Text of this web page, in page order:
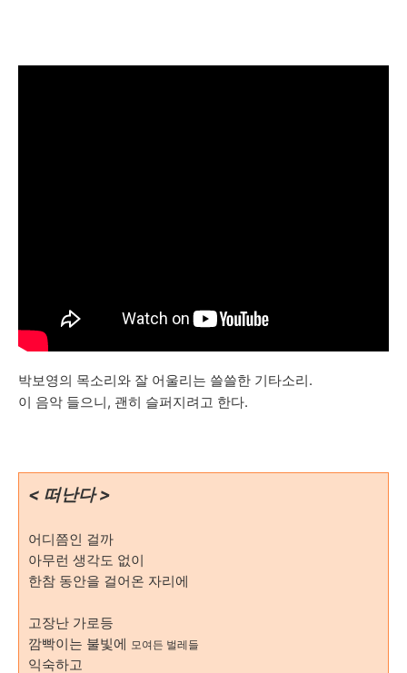
박보영의 목소리와 잘 어울리는 쓸쓸한 기타소리.
이 음악 들으니, 괜히 슬퍼지려고 한다.
< 떠난다 >
어디쯤인 걸까
아무런 생각도 없이
한참 동안을 걸어온 자리에
고장난 가로등
깜빡이는 불빛에 모여든 벌레들
익숙하고